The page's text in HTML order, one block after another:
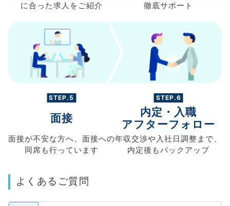
に合った求人を ご紹介
徹底サポート
STEP.5
面接
面接が不安な方へ、 面接への
同席も行っています
STEP.6
内定・入職
アフターフォロー
年収交渉や入社日調整まで、
内定後もバックアップ
よくあるご質問